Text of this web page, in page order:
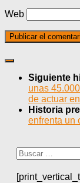
Web
Siguiente
unas
de actuar
Historia
enfrenta un
Buscar: